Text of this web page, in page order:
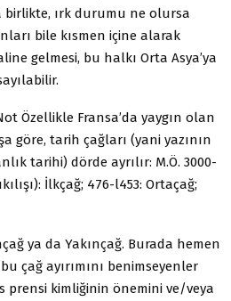
birlikte, ırk durumu ne olursa
bile kısmen içine alarak
gelmesi, bu halkı Orta Asya’ya
Özellikle Fransa’da yaygın olan
göre, tarih çağları (yani yazının
tarihi) dörde ayrılır: M.Ö. 3000-
İlkçağ; 476-l453: Ortaçağ;
ya da Yakınçağ. Burada hemen
çağ ayırımını benimseyenler
prensi kimliğinin önemini ve/veya